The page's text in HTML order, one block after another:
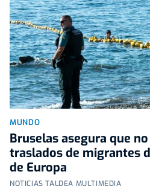
MUNDO
Bruselas asegura que
traslados de migrantes
de Europa
NOTICIAS TALDEA MULTIMEDIA